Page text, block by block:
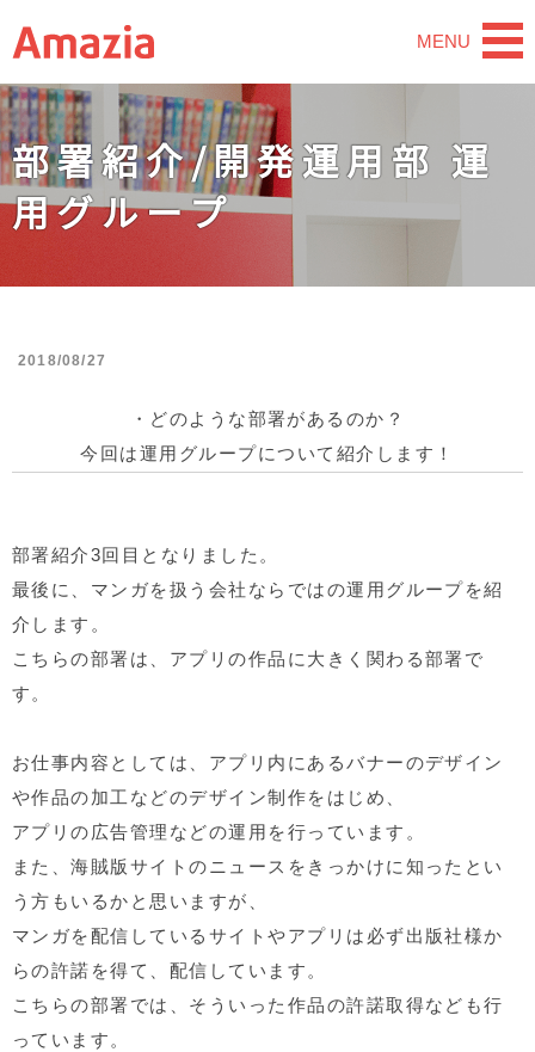
MENU
部署紹介/開発運用部 運
用グループ
2018/08/27
・どのような部署があるのか？
今回は運用 グループについて紹介します！
部署紹介3回目となりました。
最後に、マンガを扱う会社ならではの運用グループを紹
介します。
こちらの部署は、アプリの作品に大きく関わる部署で
す。
お仕事内容としては、アプリ内にあるバナーのデザイン
や作品の加工などのデザイン制作をはじめ、
アプリの広告管理などの運用を行っています。
また、海賊版サイトのニュースをきっかけに知ったとい
う方もいるかと思いますが、
マンガを配信しているサイトやアプリは必ず出版社様か
らの許諾を得て、配信しています。
こちらの部署では、そういった作品の許諾取得なども行
っています。